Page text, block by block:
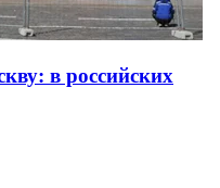
в российских